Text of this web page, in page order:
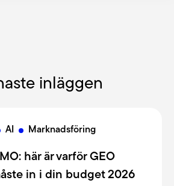
till nya höjder.
din trafik.
tillgängliga webbar
oss
inläggen
AI Marknadsföring
här är varför GEO
in i din budget 2026